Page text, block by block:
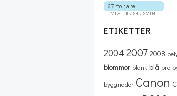
ETIKETTER
2004 2007 2008
blommor blänk blå bro
byggnader Canon